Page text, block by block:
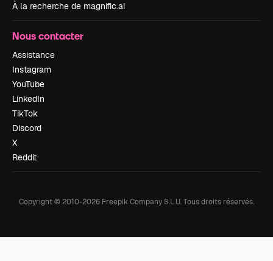
À la recherche de magnific.ai
Nous contacter
Assistance
Instagram
YouTube
LinkedIn
TikTok
Discord
X
Reddit
Copyright © 2010-2026 Freepik Company S.L.U.Tous droits réservés.